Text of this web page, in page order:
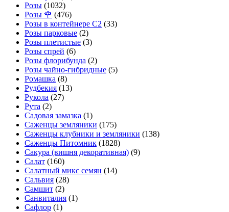
Розы (1032)
Розы 🌹 (476)
Розы в контейнере С2 (33)
Розы парковые (2)
Розы плетистые (3)
Розы спрей (6)
Розы флорибунда (2)
Розы чайно-гибридные (5)
Ромашка (8)
Рудбекия (13)
Рукола (27)
Рута (2)
Садовая замазка (1)
Саженцы земляники (175)
Саженцы клубники и земляники (138)
Саженцы Питомник (1828)
Сакура (вишня декоративная) (9)
Салат (160)
Салатный микс семян (14)
Сальвия (28)
Самшит (2)
Санвиталия (1)
Сафлор (1)